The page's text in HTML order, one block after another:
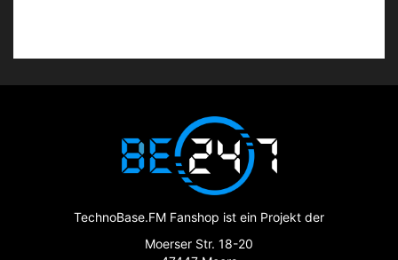
TechnoBase.FM Fanshop ist ein Projekt der
Moerser Str. 18-20